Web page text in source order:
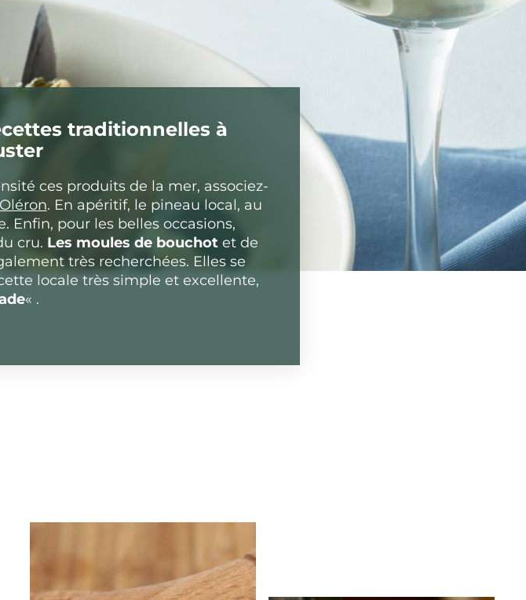
traditionnelles à
ces produits de la mer, associez-
. En apéritif, le pineau local, au
Enfin, pour les belles occasions,
cru. Les moules de bouchotet de
très recherchées. Elles se
locale très simple et excellente,
« .